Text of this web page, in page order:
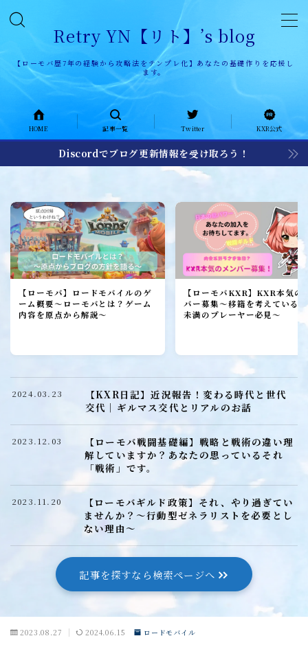
Retry YN【リト】’s blog
【ローモバ歴7年の経験から攻略法をテンプレ化】あなたの基礎作りを応援し
ます。
HOME
記事一覧
KXR history
KXR日記
メンバー募集
加入者レポート
ローモバ攻略
建設
研究
ローモバ戦闘編
戦闘基礎編
戦闘防衛編
戦闘攻撃編
戦闘応用編
戦闘小ネタ編
HOME 記事一覧 Twitter KXR公式
Discordでブログ更新情報を受け取ろう！
【ローモバ】ロードモバイルのゲ
ーム概要～ローモバとは？ゲーム
内容を原点から解説～
【ローモバKXR】KXR本気の
バー募集～移籍を考えている
未満のプレーヤー必見～
【KXR日記】近況報告！変わる時代と世代
交代｜ギルマス交代とリアルのお話
2024.03.23
【ローモバ戦闘基礎編】戦略と戦術の違い理
解していますか？あなたの思っているそれ
「戦術」です。
2023.12.03
【ローモバギルド政策】それ、やり過ぎてい
ませんか？～行動型ゼネラリストを必要とし
ない理由～
2023.11.20
記事を探すなら検索ページへ
2023.08.27 2024.06.15 ロードモバイル